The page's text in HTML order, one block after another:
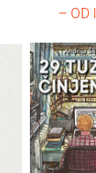
– OD